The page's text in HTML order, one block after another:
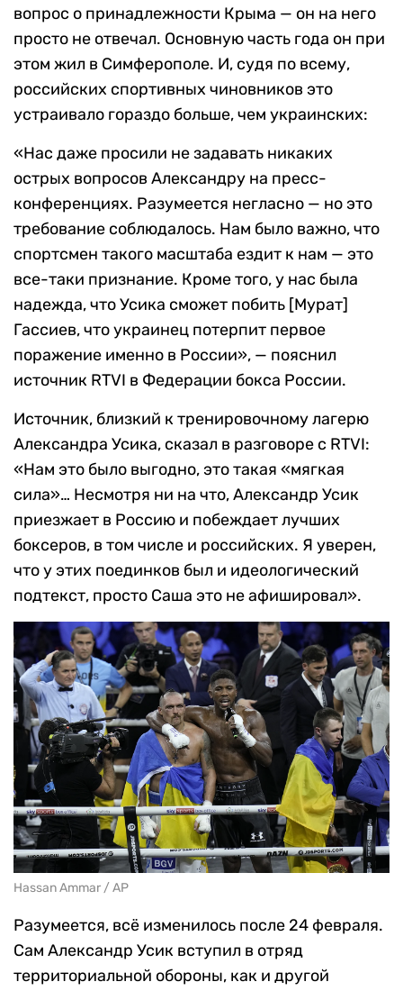
вопрос о принадлежности Крыма — он на него
просто не отвечал. Основную часть года он при
этом жил в Симферополе. И, судя по всему,
российских спортивных чиновников это
устраивало гораздо больше, чем украинских:
«Нас даже просили не задавать никаких
острых вопросов Александру на пресс-
конференциях. Разумеется негласно — но это
требование соблюдалось. Нам было важно, что
спортсмен такого масштаба ездит к нам — это
все-таки признание. Кроме того, у нас была
надежда, что Усика сможет побить [Мурат]
Гассиев, что украинец потерпит первое
поражение именно в России», — пояснил
источник RTVI в Федерации бокса России.
Источник, близкий к тренировочному лагерю
Александра Усика, сказал в разговоре с RTVI:
«Нам это было выгодно, это такая «мягкая
сила»… Несмотря ни на что, Александр Усик
приезжает в Россию и побеждает лучших
боксеров, в том числе и российских. Я уверен,
что у этих поединков был и идеологический
подтекст, просто Саша это не афишировал».
Hassan Ammar / AP
Разумеется, всё изменилось после 24 февраля.
Сам Александр Усик вступил в отряд
территориальной обороны, как и другой